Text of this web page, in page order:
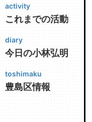
activity
これまでの活動
diary
今日の小林弘明
toshimaku
豊島区情報